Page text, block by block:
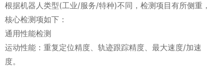
根据机器人类型(工业/服务/特种)不同，检测项目有所侧重，
核心检测项如下：
通用性能检测
运动性能：重复定位精度、轨迹跟踪精度、最大速度/加速
度。